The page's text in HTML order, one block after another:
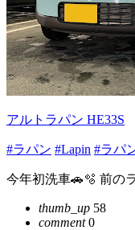
アルトラパン HE33S
#ラパン #Lapin #ラパ
今年初洗車🚗🫧 前の
thumb_up 58
comment0